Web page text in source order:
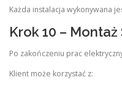
Każda instalacja wykonywana
Krok 10 –
Po zakończeniu prac
Klient może korzystać z: